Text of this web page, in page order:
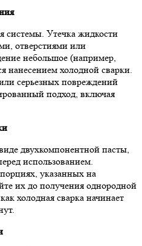
системы. Утечка жидкости
отверстиями или
небольшое (например,
нанесением холодной сварки.
серьезных повреждений
подход, включая
двухкомпонентной пасты,
использованием.
указанных на
их до получения однородной
холодная сварка начинает